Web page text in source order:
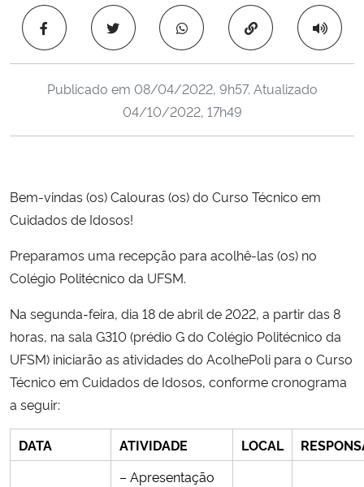
Ministério da Educação
Ministério da Cidadania
Ministério da Ciência, Tecnologia, Inovações e Comunicações
Ministério do Meio Ambiente
Ministério do Desenvolvimento Regional
Controladoria-Geral da União
Ministério da Mulher, da Família e dos Direitos Humanos
Copiar para área
Publicado em 08/04/2022, 9h57. Atualizado
04/10/2022, 17h49
Bem-vindas (os) Calouras (os) do Curso Técnico em
Cuidados de Idosos!
Preparamos uma recepção para acolhê-las (os) no
Colégio Politécnico da UFSM.
Na segunda-feira, dia 18 de abril de 2022, a partir das 8
horas, na sala G310 (prédio G do Colégio Politécnico da
UFSM) iniciarão as atividades do AcolhePoli para o Curso
Técnico em Cuidados de Idosos, conforme cronograma
a seguir:
DATA ATIVIDADE LOCAL
– Apresentação